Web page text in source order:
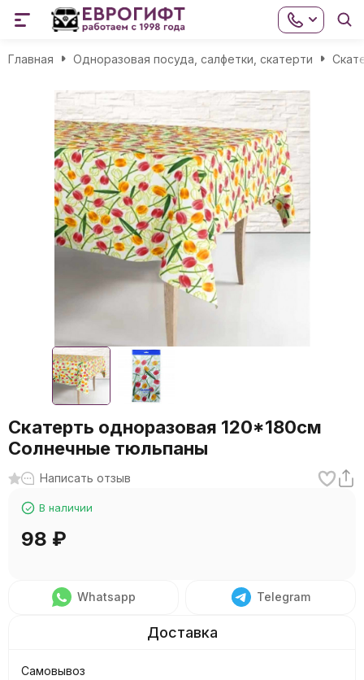
Главная Одноразовая посуда, салфетки, скатерти
Скатерть одноразовая 120*180см
Солнечные тюльпаны
Написать отзыв
В наличии
98 ₽
Whatsapp Telegram
Самовывоз